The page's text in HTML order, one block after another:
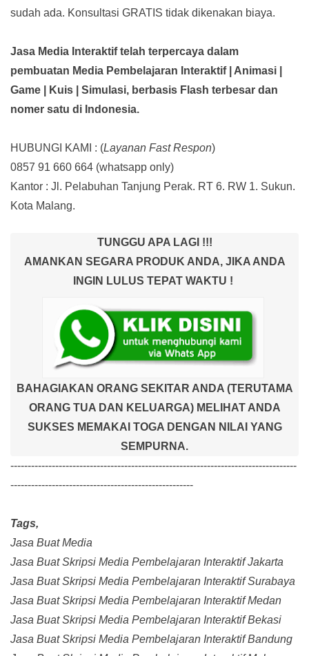
sudah ada. Konsultasi GRATIS tidak dikenakan biaya.
Jasa Media Interaktif telah terpercaya dalam
pembuatan Media Pembelajaran Interaktif| Animasi |
Game | Kuis | Simulasi, berbasis Flash terbesar dan
nomer satu di Indonesia.
HUBUNGI KAMI : (Layanan Fast Respon)
0857 91 660 664 (whatsapp only)
Kantor : Jl. Pelabuhan Tanjung Perak. RT 6. RW 1. Sukun.
Kota Malang.
TUNGGU APA LAGI !!!
AMANKAN SEGARA PRODUK ANDA, JIKA ANDA
INGIN LULUS TEPAT WAKTU !
BAHAGIAKAN ORANG SEKITAR ANDA (TERUTAMA
ORANG TUA DAN KELUARGA) MELIHAT ANDA
SUKSES MEMAKAI TOGA DENGAN NILAI YANG
SEMPURNA.
-----------------------------------------------------------------------------------
-----------------------------------------------------
Tags,
Jasa Buat Media
Jasa Buat Skripsi Media Pembelajaran Interaktif Jakarta
Jasa Buat Skripsi Media Pembelajaran Interaktif Surabaya
Jasa Buat Skripsi Media Pembelajaran Interaktif Medan
Jasa Buat Skripsi Media Pembelajaran Interaktif Bekasi
Jasa Buat Skripsi Media Pembelajaran Interaktif Bandung